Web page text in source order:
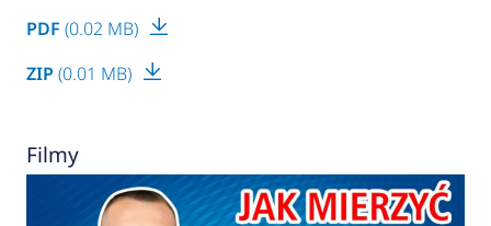
PDF (0.02 MB)
ZIP (0.01 MB)
Filmy